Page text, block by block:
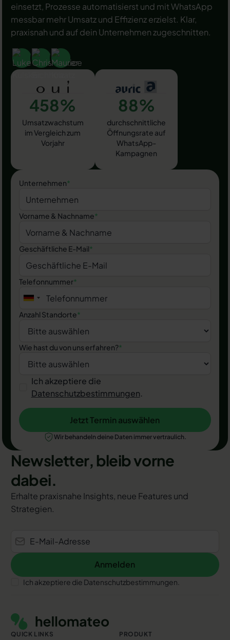
einsetzt, Prozesse automatisierst und mit WhatsApp
messbar mehr Umsatz und Effizienz erzielst. Klar,
praxisnah und auf dein Unternehmen zugeschnitten.
458%
Umsatzwachstum
im Vergleich zum
Vorjahr
88%
durchschnittliche
Öffnungsrate auf
WhatsApp-
Kampagnen
Unternehmen*
Vorname & Nachname*
Geschäftliche E-Mail*
Telefonnummer*
Anzahl Standorte*
Wie hast du von uns erfahren?*
Ich akzeptiere die
Datenschutzbestimmungen.
Jetzt Termin auswählen
Jetzt Termin auswählen
Wir behandeln deine Daten immer vertraulich.
Newsletter, bleib vorne
dabei.
Erhalte praxisnahe Insights, neue Features und
Strategien.
Anmelden
Anmelden
Ich akzeptiere die Datenschutzbestimmungen.
QUICK LINKS PRODUKT